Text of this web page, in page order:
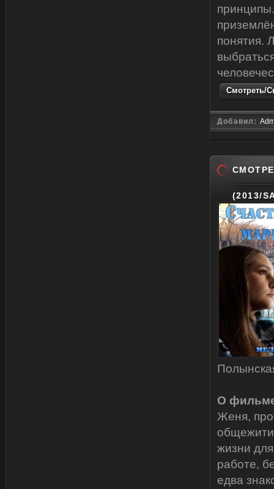
понятия.
Смотреть/
Добавил:
(2013/
О
Женя,
жизни
работе,
едва